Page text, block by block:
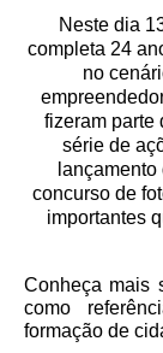
Neste dia
completa 24
no
fizeram parte
série de
concurso de
importantes
Conheça mais
como
formação de